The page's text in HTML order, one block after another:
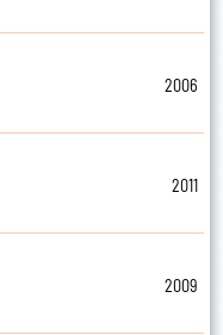
2006
2011
2009